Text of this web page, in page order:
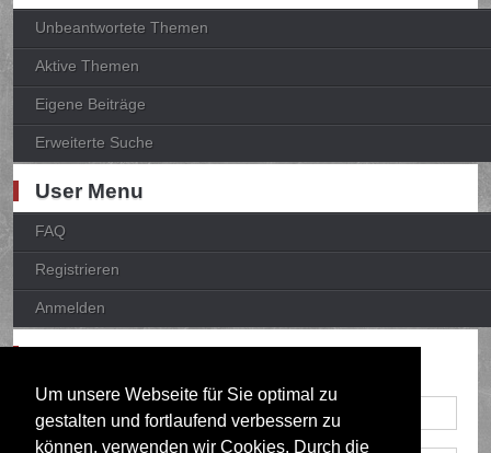
Um unsere Webseite für Sie optimal zu
gestalten und fortlaufend verbessern zu
können, verwenden wir Cookies. Durch die
Unbeantwortete Themen
Aktive Themen
Eigene Beiträge
Erweiterte Suche
User Menu
FAQ
Registrieren
Anmelden